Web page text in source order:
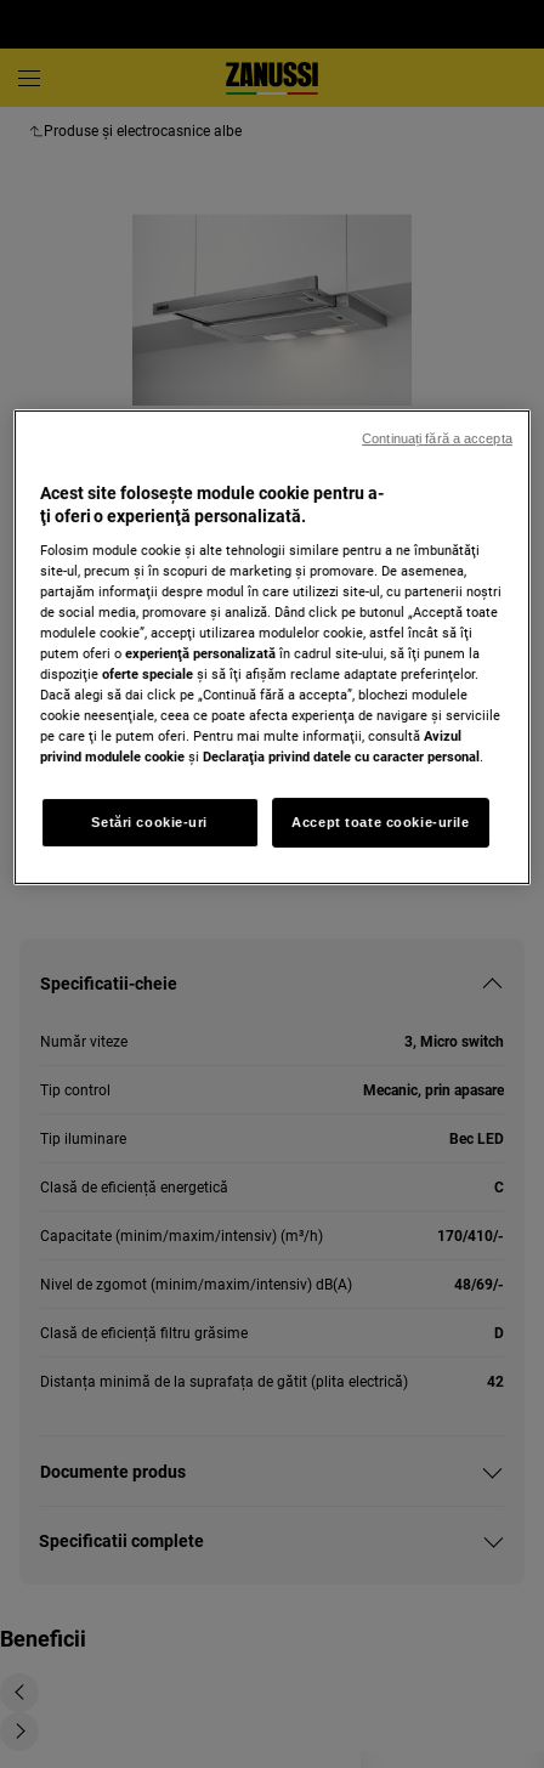
Produse și electrocasnice albe
ZFP316S
Hotă telescopică ZFP316S 410 60 cm
Gri
Fişă produs PDF
din manualul de utilizare. Pentru utilizarea în siguranţă a
produsului, citește manualul de utilizare complet.
Specificatii-cheie
Număr viteze 3, Micro switch
Tip control Mecanic, prin apasare
Tip iluminare Bec LED
Clasă de eficiență energetică C
Capacitate (minim/maxim/intensiv) (m³/h) 170/410/-
Nivel de zgomot (minim/maxim/intensiv) dB(A) 48/69/-
Clasă de eficiență filtru grăsime D
Distanța minimă de la suprafața de gătit (plita electrică) 42
Documente produs
Specificatii complete
Beneficii
Acest site folosește module cookie pentru a-
ţi oferi o experienţă personalizată.
Folosim module cookie și alte tehnologii similare pentru a ne îmbunătăţi
site-ul, precum și în scopuri de marketing și promovare. De asemenea,
partajăm informaţii despre modul în care utilizezi site-ul, cu partenerii noștri
de social media, promovare și analiză. Dând click pe butonul „Acceptă toate
modulele cookie”, accepţi utilizarea modulelor cookie, astfel încât să îţi
putem oferi oexperienţă personalizată în cadrul site-ului, să îţi punem la
dispoziţieoferte speciale și să îţi afișăm reclame adaptate preferinţelor.
Dacă alegi să dai click pe „Continuă fără a accepta”, blochezi modulele
cookie neesenţiale, ceea ce poate afecta experienţa de navigare și serviciile
pe care ţi le putem oferi. Pentru mai multe informaţii, consultăAvizul
privind modulele cookie șiDeclaraţia privind datele cu caracter personal.
Setări cookie-uri Accept toate cookie-urile
Continuați fără a accepta